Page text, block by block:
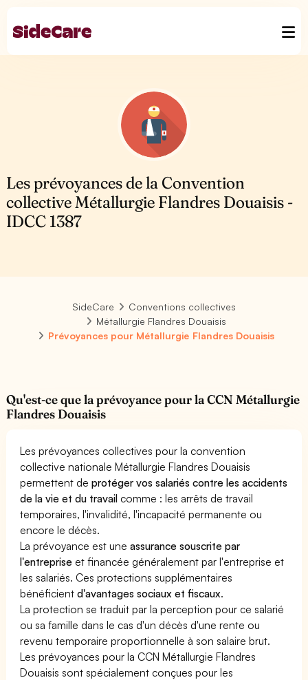
Les prévoyances de la Convention
collective Métallurgie Flandres Douaisis -
IDCC 1387
SideCare
Conventions collectives
Métallurgie Flandres Douaisis
Prévoyances pour Métallurgie Flandres Douaisis
Qu'est-ce que la prévoyance pour la CCN Métallurgie
Flandres Douaisis
Les prévoyances collectives pour la convention
collective nationale Métallurgie Flandres Douaisis
permettent deprotéger vos salariés contre les accidents
de la vie et du travail comme : les arrêts de travail
temporaires, l'invalidité, l'incapacité permanente ou
encore le décès.
La prévoyance est uneassurance souscrite par
l'entreprise et financée généralement par l'entreprise et
les salariés. Ces protections supplémentaires
bénéficientd'avantages sociaux et fiscaux.
La protection se traduit par la perception pour ce salarié
ou sa famille dans le cas d'un décès d'une rente ou
revenu temporaire proportionnelle à son salaire brut.
Les prévoyances pour la CCN Métallurgie Flandres
Douaisis sont spécialement conçues pour les